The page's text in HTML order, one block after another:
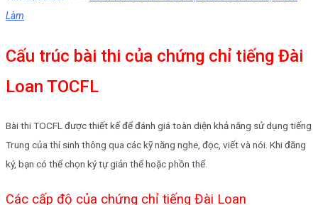
Làm
Cấu trúc bài thi của chứng chỉ tiếng Đài
Loan TOCFL
Bài thi TOCFL được thiết kế để đánh giá toàn diện khả năng sử dụng tiếng
Trung của thí sinh thông qua các kỹ năng nghe, đọc, viết và nói. Khi đăng
ký, bạn có thể chọn ký tự giản thể hoặc phồn thể.
Các cấp độ của chứng chỉ tiếng Đài Loan